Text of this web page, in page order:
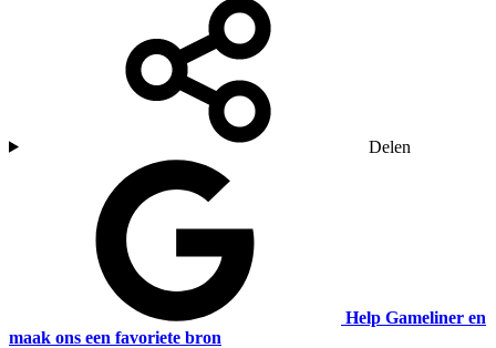
Delen
Help Gameliner en
maak ons een favoriete bron